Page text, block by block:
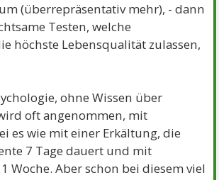
(überrepräsentativ mehr), - dann
Testen, welche
höchste Lebensqualität zulassen,
ohne Wissen über
oft angenommen, mit
es wie mit einer Erkältung, die
7 Tage dauert und mit
Woche. Aber schon bei diesem viel